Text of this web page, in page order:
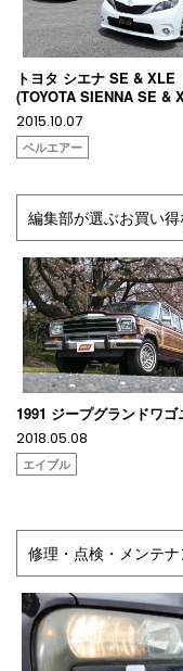
トヨタ シエナ SE & XLE
(TOYOTA SIENNA SE &
2015.10.07
ベルエアー
編集部が選ぶお買い
1991 ジープグランドワゴ
2018.05.08
エイブル
修理・点検・メンテ